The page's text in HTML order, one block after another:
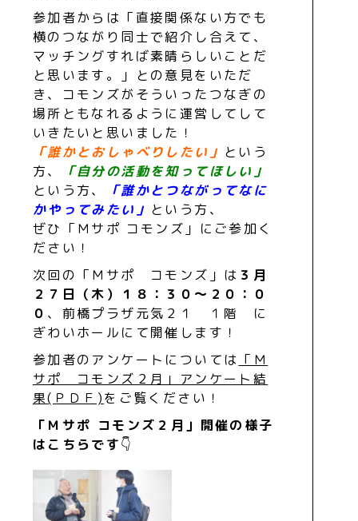
参加者からは「直接関係ない方でも
横のつながり同士で紹介し合えて、
マッチングすれば素晴らしいことだ
と思います。」との意見をいただ
き、コモンズがそういったつなぎの
場所ともなれるように運営してして
いきたいと思いました！
「誰かとおしゃべりしたい」 という
方、
「自分の活動を知ってほしい」
という方、
「誰かとつながってなに
かやってみたい」 という方、
ぜひ「Ｍサポ コモンズ」にご参加く
ださい！
次回の「Ｍサポ コモンズ」は ３月
２７日（木）１８：３０～２０：０
０ 、前橋プラザ元気２１ １階 に
ぎわいホールにて開催します！
参加者のアンケートについては 「Ｍ
サポ コモンズ２月」アンケート結
果(ＰＤＦ)をご覧ください！
「Ｍサポ コモンズ２月」開催の様子
はこちらです👇